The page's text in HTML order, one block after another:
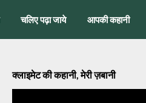
चलिए पढ़ा जाये आपकी कहानी
क्लाइमेट की कहानी, मेरी ज़बानी